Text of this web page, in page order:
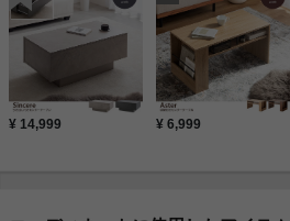
¥ 14,999 ¥ 6,999